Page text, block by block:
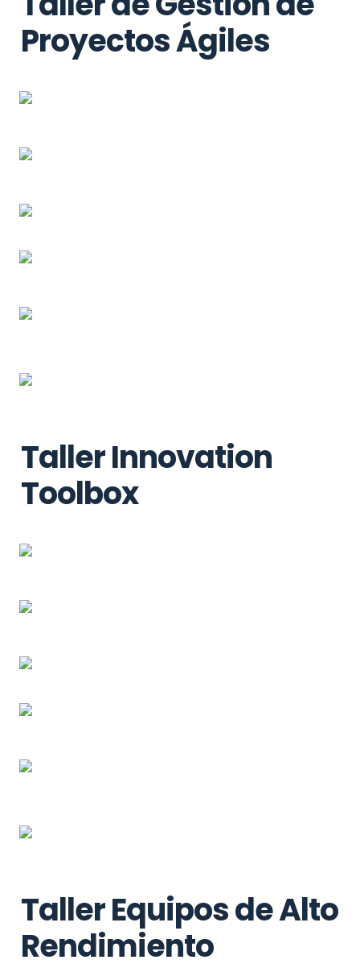
Proyectos Ágiles
Taller Innovation
Toolbox
Taller Equipos de Alto
Rendimiento